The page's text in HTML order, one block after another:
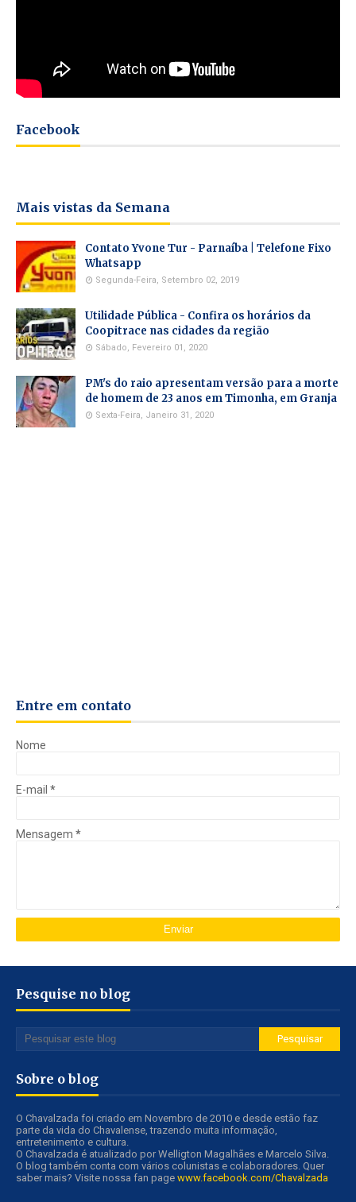
Facebook
Mais vistas da Semana
Contato Yvone Tur - Parnaíba | Telefone Fixo
Whatsapp
Segunda-Feira, Setembro 02, 2019
Utilidade Pública - Confira os horários da
Coopitrace nas cidades da região
Sábado, Fevereiro 01, 2020
PM's do raio apresentam versão para a morte
de homem de 23 anos em Timonha, em Granja
Sexta-Feira, Janeiro 31, 2020
Entre em contato
Nome
E-mail *
Mensagem *
Pesquise no blog
Sobre o blog
O Chavalzada foi criado em Novembro de 2010 e desde estão faz
parte da vida do Chavalense, trazendo muita informação,
entretenimento e cultura.
O Chavalzada é atualizado por Welligton Magalhães e Marcelo Silva.
O blog também conta com vários colunistas e colaboradores. Quer
saber mais? Visite nossa fan page www.facebook.com/Chavalzada